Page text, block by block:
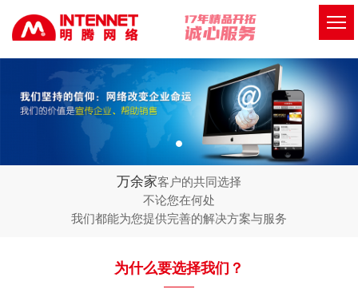
万余家客户的共同选择
不论您在何处
我们都能为您提供完善的解决方案与服务
为什么要选择我们？